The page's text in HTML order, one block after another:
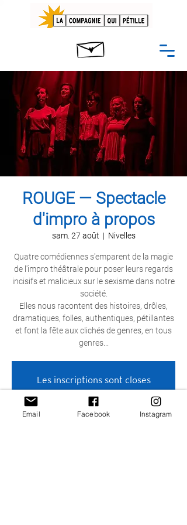
ROUGE — Spectacle
d'impro à propos
sam. 27 août
  |
Nivelles
Quatre comédiennes s'emparent de la magie
de l'impro théâtrale pour poser leurs regards
incisifs et malicieux sur le sexisme dans notre
société.
​Elles nous racontent des histoires, drôles,
dramatiques, folles, authentiques, pétillantes
et font la fête aux clichés de genres, en tous
genres...
Les inscriptions sont closes
Voir autres événements
Email Facebook Instagram